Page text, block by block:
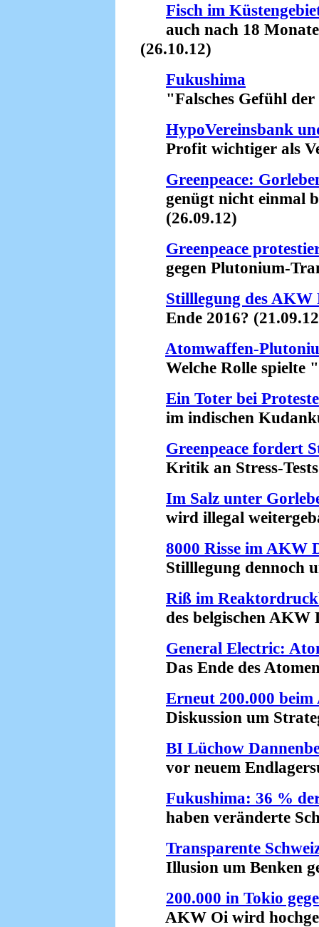
Fisch im
auch nach 18
(26.10.12)
Fukushima
"Falsches Gefühl der
HypoVereinsbank
Profit wichtiger als
Greenpeace:
genügt nicht einmal
(26.09.12)
Greenpeace
gegen Plutonium-
Stilllegung des AKW
Ende 2016?
Atomwaffen-
Welche Rolle spielte
Ein Toter bei
im indischen
Greenpeace fordert
Kritik an Stress-Tests
Im Salz unter
wird illegal
8000 Risse im AKW
Stilllegung dennoch
Riß im
des belgischen AKW
General Electric:
Das Ende des
Erneut 200.000
Diskussion um
BI Lüchow
vor neuem
Fukushima: 36 %
haben veränderte
Transparente
Illusion um Benken
200.000 in Tokio
AKW Oi wird